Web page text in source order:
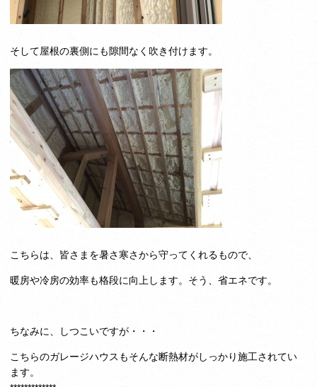
そして屋根の裏側にも隙間なく吹き付けます。
こちらは、皆さまを暑さ寒さから守ってくれるもので、
暖房や冷房の効率も格段に向上します。そう、省エネです。
ちなみに、しつこいですが・・・
こちらのガレージハウスもそんな断熱材がしっかり施工されてい
ます。